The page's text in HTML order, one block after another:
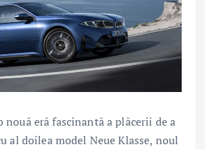
nouă eră fascinantă a plăcerii de a
al doilea model Neue Klasse, noul